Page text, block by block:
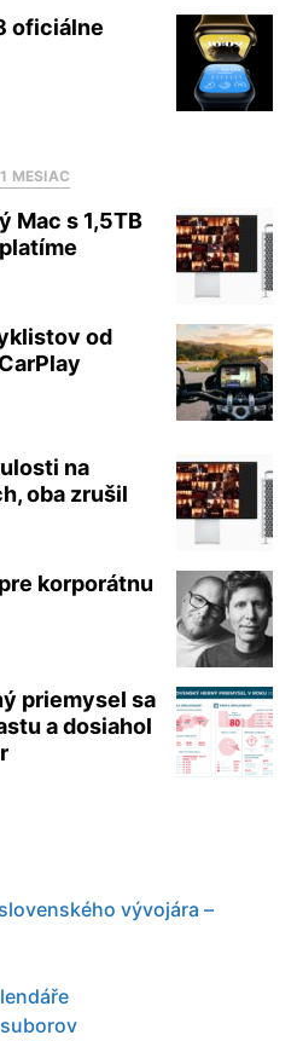
oficiálne
MESIAC
Mac s 1,5TB
od
na
oba zrušil
korporátnu
priemysel sa
a dosiahol
vývojára –